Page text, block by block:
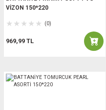
VİZON 150*220
(0)
969,99 TL